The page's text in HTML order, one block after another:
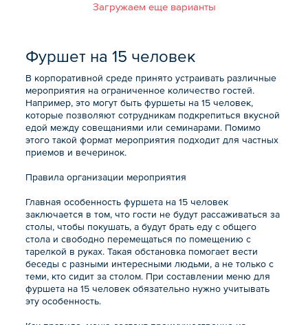
Загружаем еще варианты
Фуршет на 15 человек
В корпоративной среде принято устраивать различные
мероприятия на ограниченное количество гостей.
Например, это могут быть фуршеты на 15 человек,
которые позволяют сотрудникам подкрепиться вкусной
едой между совещаниями или семинарами. Помимо
этого такой формат мероприятия подходит для частных
приемов и вечеринок.
Правила организации мероприятия
Главная особенность фуршета на 15 человек
заключается в том, что гости не будут рассаживаться за
столы, чтобы покушать, а будут брать еду с общего
стола и свободно перемещаться по помещению с
тарелкой в руках. Такая обстановка помогает вести
беседы с разными интересными людьми, а не только с
теми, кто сидит за столом. При составлении меню для
фуршета на 15 человек обязательно нужно учитывать
эту особенность.